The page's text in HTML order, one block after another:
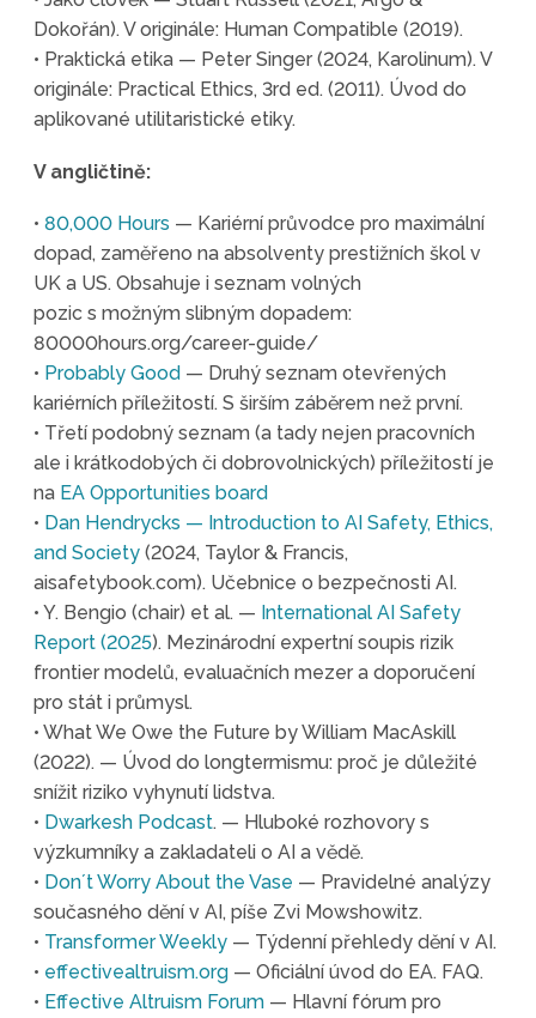
Dokořán). V originále: Human Compatible (2019).
• Praktická etika — Peter Singer (2024, Karolinum). V
originále: Practical Ethics, 3rd ed. (2011). Úvod do
aplikované utilitaristické etiky.
V angličtině:
• 80,000 Hours — Kariérní průvodce pro maximální
dopad, zaměřeno na absolventy prestižních škol v
UK a US. Obsahuje i seznam volných
pozic s možným slibným dopadem:
80000hours.org/career-guide/
• Probably Good — Druhý seznam otevřených
kariérních příležitostí. S širším záběrem než první.
• Třetí podobný seznam (a tady nejen pracovních
ale i krátkodobých či dobrovolnických) příležitostí je
na EA Opportunities board
• Dan Hendrycks — Introduction to AI Safety, Ethics,
and Society (2024, Taylor & Francis,
aisafetybook.com). Učebnice o bezpečnosti AI.
• Y. Bengio (chair) et al. — International AI Safety
Report (2025). Mezinárodní expertní soupis rizik
frontier modelů, evaluačních mezer a doporučení
pro stát i průmysl.
• What We Owe the Future by William MacAskill
(2022). — Úvod do longtermismu: proč je důležité
snížit riziko vyhynutí lidstva.
• Dwarkesh Podcast. — Hluboké rozhovory s
výzkumníky a zakladateli o AI a vědě.
• Don´t Worry About the Vase — Pravidelné analýzy
současného dění v AI, píše Zvi Mowshowitz.
• Transformer Weekly — Týdenní přehledy dění v AI.
• effectivealtruism.org — Oficiální úvod do EA. FAQ.
• Effective Altruism Forum — Hlavní fórum pro